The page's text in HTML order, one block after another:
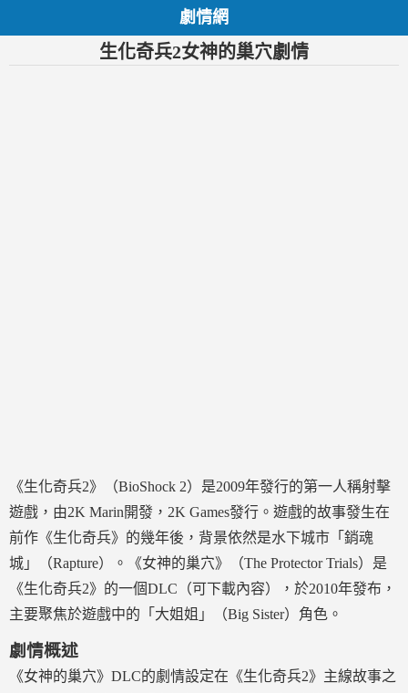
劇情網
生化奇兵2女神的巢穴劇情
《生化奇兵2》（BioShock 2）是2009年發行的第一人稱射擊
遊戲，由2K Marin開發，2K Games發行。遊戲的故事發生在
前作《生化奇兵》的幾年後，背景依然是水下城市「銷魂
城」（Rapture）。《女神的巢穴》（The Protector Trials）是
《生化奇兵2》的一個DLC（可下載內容），於2010年發布，
主要聚焦於遊戲中的「大姐姐」（Big Sister）角色。
劇情概述
《女神的巢穴》DLC的劇情設定在《生化奇兵2》主線故事之